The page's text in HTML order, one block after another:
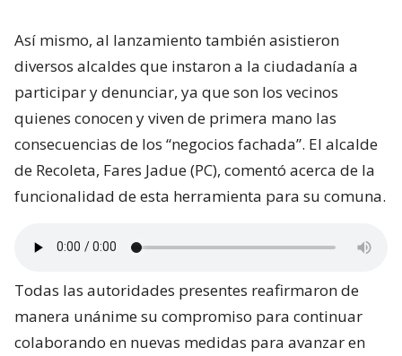
Así mismo, al lanzamiento también asistieron
diversos alcaldes que instaron a la ciudadanía a
participar y denunciar, ya que son los vecinos
quienes conocen y viven de primera mano las
consecuencias de los “negocios fachada”. El alcalde
de Recoleta, Fares Jadue (PC), comentó acerca de la
funcionalidad de esta herramienta para su comuna.
Todas las autoridades presentes reafirmaron de
manera unánime su compromiso para continuar
colaborando en nuevas medidas para avanzar en